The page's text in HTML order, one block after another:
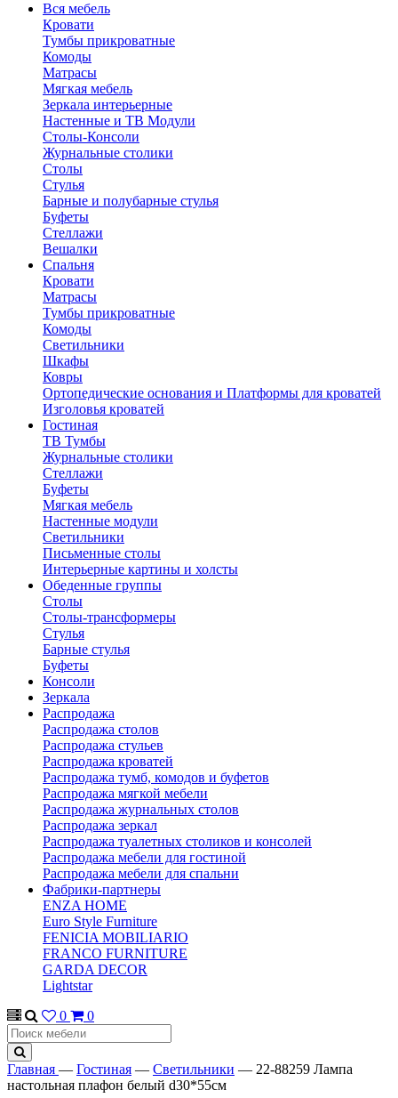
Вся мебель
Кровати
Тумбы прикроватные
Комоды
Матрасы
Мягкая мебель
Зеркала интерьерные
Настенные и ТВ Модули
Столы-Консоли
Журнальные столики
Столы
Стулья
Барные и полубарные стулья
Буфеты
Стеллажи
Вешалки
Cпальня
Кровати
Матрасы
Тумбы прикроватные
Комоды
Светильники
Шкафы
Ковры
Ортопедические основания и Платформы для кроватей
Изголовья кроватей
Гостиная
ТВ Тумбы
Журнальные столики
Стеллажи
Буфеты
Мягкая мебель
Настенные модули
Светильники
Письменные столы
Интерьерные картины и холсты
Обеденные группы
Столы
Столы-трансформеры
Стулья
Барные стулья
Буфеты
Консоли
Зеркала
Распродажа
Распродажа столов
Распродажа стульев
Распродажа кроватей
Распродажа тумб, комодов и буфетов
Распродажа мягкой мебели
Распродажа журнальных столов
Распродажа зеркал
Распродажа туалетных столиков и консолей
Распродажа мебели для гостиной
Распродажа мебели для спальни
Фабрики-партнеры
ENZA HOME
Euro Style Furniture
FENICIA MOBILIARIO
FRANCO FURNITURE
GARDA DECOR
Lightstar
0
0
Главная — Гостиная — Светильники — 22-88259 Лампа
настольная плафон белый d30*55см